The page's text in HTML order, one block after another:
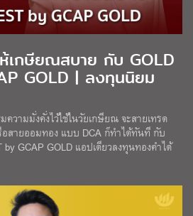
เกษียณสบาย กับ GOLD
GOLD | ลงทุนนิยม
วามมั่งคั่งไว้ใช้ในวัยเกษียณ จะสายเทรด
สายออมทอง แบบ DCA ก็ทำได้ทันที กับ
GCAP GOLD แอปเดียวลงทุนทองคำได้